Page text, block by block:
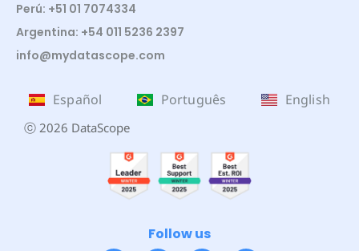
Perú: +51 01 7074334
Argentina: +54 011 5236 2397
info@mydatascope.com
Español Português English
ⓒ 2026 DataScope
Follow us